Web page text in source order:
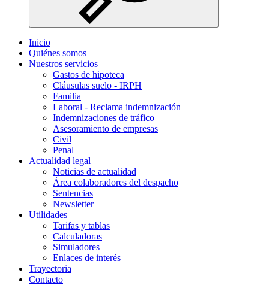
Inicio
Quiénes somos
Nuestros servicios
Gastos de hipoteca
Cláusulas suelo - IRPH
Familia
Laboral - Reclama indemnización
Indemnizaciones de tráfico
Asesoramiento de empresas
Civil
Penal
Actualidad legal
Noticias de actualidad
Área colaboradores del despacho
Sentencias
Newsletter
Utilidades
Tarifas y tablas
Calculadoras
Simuladores
Enlaces de interés
Trayectoria
Contacto